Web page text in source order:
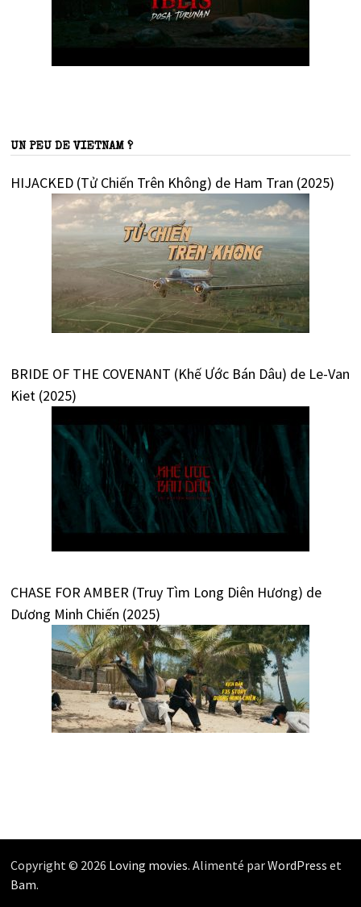
UN PEU DE VIETNAM ?
HIJACKED (Tử Chiến Trên Không) de Ham Tran (2025)
BRIDE OF THE COVENANT (Khế Ước Bán Dâu) de Le-Van
Kiet (2025)
CHASE FOR AMBER (Truy Tìm Long Diên Hương) de
Dương Minh Chiến (2025)
Copyright © 2026 Loving movies. Alimenté parWordPress et
Bam.